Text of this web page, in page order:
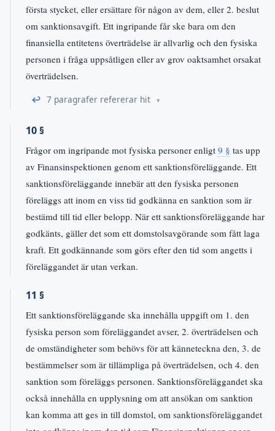
första stycket, eller ersättare för någon av dem, eller 2. beslut
om sanktionsavgift. Ett ingripande får ske bara om den
finansiella entitetens överträdelse är allvarlig och den fysiska
personen i fråga uppsåtligen eller av grov oaktsamhet orsakat
överträdelsen.
↩ 7 paragrafer refererar hit
10 §
Frågor om ingripande mot fysiska personer enligt 9 § tas upp
av Finansinspektionen genom ett sanktionsföreläggande. Ett
sanktionsföreläggande innebär att den fysiska personen
föreläggs att inom en viss tid godkänna en sanktion som är
bestämd till tid eller belopp. När ett sanktionsföreläggande har
godkänts, gäller det som ett domstolsavgörande som fått laga
kraft. Ett godkännande som görs efter den tid som angetts i
föreläggandet är utan verkan.
11 §
Ett sanktionsföreläggande ska innehålla uppgift om 1. den
fysiska person som föreläggandet avser, 2. överträdelsen och
de omständigheter som behövs för att känneteckna den, 3. de
bestämmelser som är tillämpliga på överträdelsen, och 4. den
sanktion som föreläggs personen. Sanktionsföreläggandet ska
också innehålla en upplysning om att ansökan om sanktion
kan komma att ges in till domstol, om sanktionsföreläggandet